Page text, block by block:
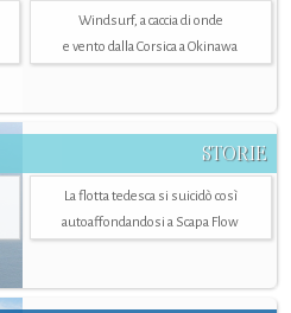
Windsurf, a caccia di onde
e vento dalla Corsica a Okinawa
STORIE
La flotta tedesca si suicidò così
autoaffondandosi a Scapa Flow